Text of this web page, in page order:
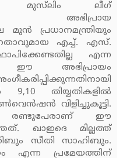
മുസ്‌ലിം ലീഗ്
അഭിപ്രായ
മുന്‍ പ്രധാനമന്ത്രിയും
എച്ച്. എസ്.
എന്ന
ഈ അഭിപ്രായം
തിയ്യതികളില്‍
വിളിച്ചുകൂട്ടി.
രണ്ടുപേരാണ് ഈ
ഖാഇദെ മില്ലത്ത്
സീതി സാഹിബും.
എന്ന പ്രമേയത്തിന്